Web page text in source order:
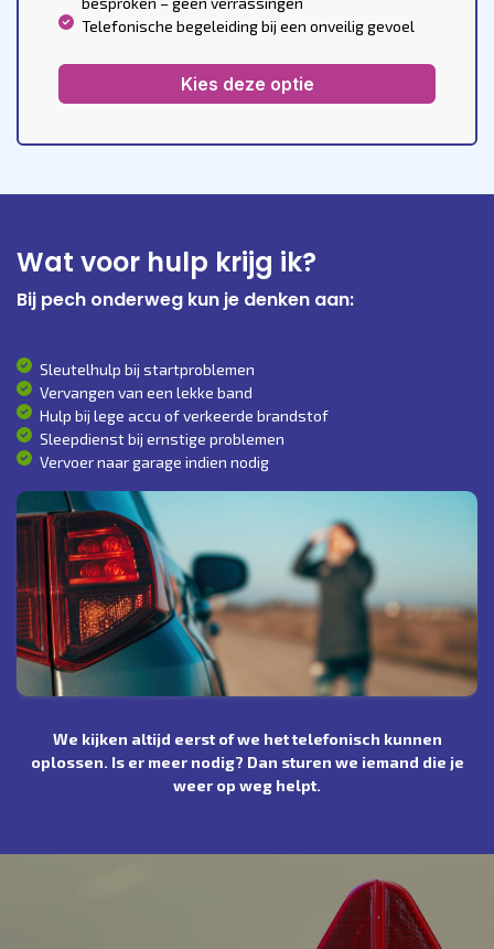
Telefonische begeleiding bij een onveilig gevoel
Kies deze optie
Wat voor hulp krijg ik?
Bij pech onderweg kun je denken aan:
Sleutelhulp bij startproblemen
Vervangen van een lekke band
Hulp bij lege accu of verkeerde brandstof
Sleepdienst bij ernstige problemen
Vervoer naar garage indien nodig
We kijken altijd eerst of we het telefonisch kunnen
oplossen. Is er meer nodig? Dan sturen we iemand die je
weer op weg helpt.